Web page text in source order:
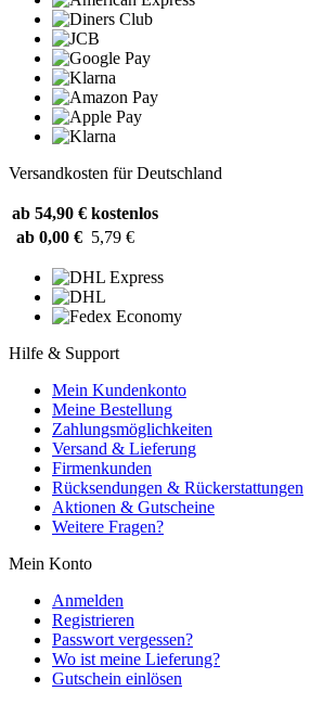
Versandkosten für Deutschland
ab 54,90 € kostenlos
ab 0,00 € 5,79 €
Hilfe & Support
Mein Kundenkonto
Meine Bestellung
Zahlungsmöglichkeiten
Versand & Lieferung
Firmenkunden
Rücksendungen & Rückerstattungen
Aktionen & Gutscheine
Weitere Fragen?
Mein Konto
Anmelden
Registrieren
Passwort vergessen?
Wo ist meine Lieferung?
Gutschein einlösen